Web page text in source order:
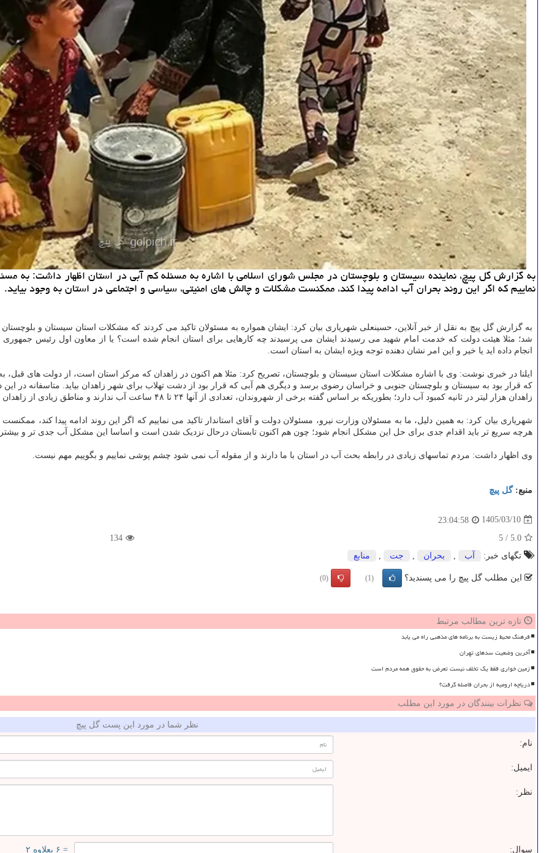
به گزارش گل پیچ، نماینده سیستان و بلوچستان در مجلس شورای اسلامی با اشاره به مسئله کم آبی در استان اظهار داشت: به
نماییم که اگر این روند بحران آب ادامه پیدا کند، ممکنست مشکلات و چالش های امنیتی، سیاسی و اجتماعی در استان به وجود بیاید.
به گزارش گل پیچ به نقل از خبر آنلاین، حسینعلی شهریاری بیان کرد: ایشان همواره به مسئولان تاکید می کردند که مشکلات استان سیستان و
شد؛ مثلا هیئت دولت که خدمت امام شهید می رسیدند ایشان می پرسیدند چه کارهایی برای استان انجام شده است؟ یا از معاون اول رئیس جمهوری
انجام داده اید یا خیر و این امر نشان دهنده توجه ویژه ایشان به استان است.
ایلنا در خبری نوشت: وی با اشاره مشکلات استان سیستان و بلوچستان، تصریح کرد: مثلا هم اکنون در زاهدان که مرکز استان است، از دولت های قبل،
که قرار بود به سیستان و بلوچستان جنوبی و خراسان رضوی برسد و دیگری هم آبی که قرار بود از دشت تهلاب برای شهر زاهدان بیاید. متاسفانه در
زاهدان هزار لیتر در ثانیه کمبود آب دارد؛ بطوریکه بر اساس گفته برخی از شهروندان، تعدادی از آنها ۲۴ تا ۴۸ ساعت آب ندارند و مناطق زیادی از زاهدان در این مورد گرفتار مشکل هستند.
شهریاری بیان کرد: به همین دلیل، ما به مسئولان وزارت نیرو، مسئولان دولت و آقای استاندار تاکید می نماییم که اگر این روند ادامه پیدا کند،
هرچه سریع تر باید اقدام جدی برای حل این مشکل انجام شود؛ چون هم اکنون تابستان درحال نزدیک شدن است و اساسا این مشکل آب جدی تر و
وی اظهار داشت: مردم تماسهای زیادی در رابطه بحث آب در استان با ما دارند و از مقوله آب نمی شود چشم پوشی نماییم و بگوییم مهم نیست.
منبع:گل پیچ
1405/03/10
23:04:58
5.0
/
5
134
تگهای خبر:
آب بحران جت منابع
این مطلب گل پیچ را می پسندید؟ (1)
(0)
تازه ترین مطالب مرتبط
فرهنگ محیط زیست به برنامه های مذهبی راه می یابد
آخرین وضعیت سدهای تهران
زمین خواری فقط یک تخلف نیست تعرض به حقوق همه مردم است
دریاچه ارومیه از بحران فاصله گرفت؟
نظرات بینندگان در مورد این مطلب
نظر شما در مورد این پست گل پیچ
نام:
ایمیل:
نظر:
سوال: = ۶ بعلاوه ۲